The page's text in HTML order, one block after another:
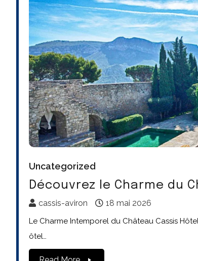
Uncategorized
Découvrez le Charme du
cassis-aviron 18 mai 2026
Le Charme Intemporel du Château Cassis
ôtel…